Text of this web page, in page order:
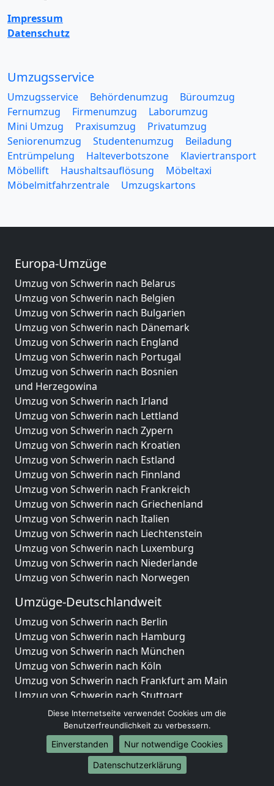
Impressum
Datenschutz
Umzugsservice
Umzugsservice Behördenumzug
Büroumzug
Fernumzug
Firmenumzug
Laborumzug
Mini Umzug
Praxisumzug
Privatumzug
Seniorenumzug
Studentenumzug
Beiladung
Entrümpelung
Halteverbotszone
Klaviertransport
Möbellift
Haushaltsauflösung
Möbeltaxi
Möbelmitfahrzentrale
Umzugskartons
Europa-Umzüge
Umzug von Schwerin nach Belarus
Umzug von Schwerin nach Belgien
Umzug von Schwerin nach Bulgarien
Umzug von Schwerin nach Dänemark
Umzug von Schwerin nach England
Umzug von Schwerin nach Portugal
Umzug von Schwerin nach Bosnien
und Herzegowina
Umzug von Schwerin nach Irland
Umzug von Schwerin nach Lettland
Umzug von Schwerin nach Zypern
Umzug von Schwerin nach Kroatien
Umzug von Schwerin nach Estland
Umzug von Schwerin nach Finnland
Umzug von Schwerin nach Frankreich
Umzug von Schwerin nach Griechenland
Umzug von Schwerin nach Italien
Umzug von Schwerin nach Liechtenstein
Umzug von Schwerin nach Luxemburg
Umzug von Schwerin nach Niederlande
Umzug von Schwerin nach Norwegen
Umzüge-Deutschlandweit
Umzug von Schwerin nach Berlin
Umzug von Schwerin nach Hamburg
Umzug von Schwerin nach München
Umzug von Schwerin nach Köln
Umzug von Schwerin nach Frankfurt am Main
Umzug von Schwerin nach Stuttgart
Umzug von Schwerin nach Düsseldorf
Umzug von Schwerin nach Leipzig
Umzug von Schwerin nach Dortmund
Umzug von Schwerin nach Essen
Umzug von Schwerin nach Bremen
Diese Internetseite verwendet Cookies um die
Benutzerfreundlichkeit zu verbessern.
Einverstanden
Nur notwendige Cookies
Datenschutzerklärung